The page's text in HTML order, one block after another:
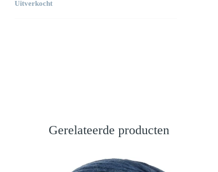
Uitverkocht
Gerelateerde producten